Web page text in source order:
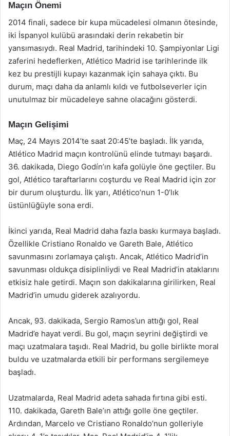
Maçın Önemi
2014 finali, sadece bir kupa mücadelesi olmanın ötesinde,
iki İspanyol kulübü arasındaki derin rekabetin bir
yansımasıydı. Real Madrid, tarihindeki 10. Şampiyonlar Ligi
zaferini hedeflerken, Atlético Madrid ise tarihlerinde ilk
kez bu prestijli kupayı kazanmak için sahaya çıktı. Bu
durum, maçı daha da anlamlı kıldı ve futbolseverler için
unutulmaz bir mücadeleye sahne olacağını gösterdi.
Maçın Gelişimi
Maç, 24 Mayıs 2014’te saat 20:45’te başladı. İlk yarıda,
Atlético Madrid maçın kontrolünü elinde tutmayı başardı.
36. dakikada, Diego Godín’ın kafa golüyle öne geçtiler. Bu
gol, Atlético taraftarlarını coşturdu ve Real Madrid için zor
bir durum oluşturdu. İlk yarı, Atlético’nun 1-0’lık
üstünlüğüyle sona erdi.
İkinci yarıda, Real Madrid daha fazla baskı kurmaya başladı.
Özellikle Cristiano Ronaldo ve Gareth Bale, Atlético
savunmasını zorlamaya çalıştı. Ancak, Atlético Madrid’in
savunması oldukça disiplinliydi ve Real Madrid’in ataklarını
etkisiz hale getirdi. Maçın son dakikalarına girilirken, Real
Madrid’in umudu giderek azalıyordu.
Ancak, 93. dakikada, Sergio Ramos’un attığı gol, Real
Madrid’e hayat verdi. Bu gol, maçın seyrini değiştirdi ve
maçı uzatmalara taşıdı. Real Madrid, bu golle birlikte moral
buldu ve uzatmalarda etkili bir performans sergilemeye
başladı.
Uzatmalarda, Real Madrid adeta sahada fırtına gibi esti.
110. dakikada, Gareth Bale’ın attığı golle öne geçtiler.
Ardından, Marcelo ve Cristiano Ronaldo’nun golleriyle